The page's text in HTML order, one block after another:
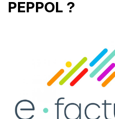
PEPPOL ?